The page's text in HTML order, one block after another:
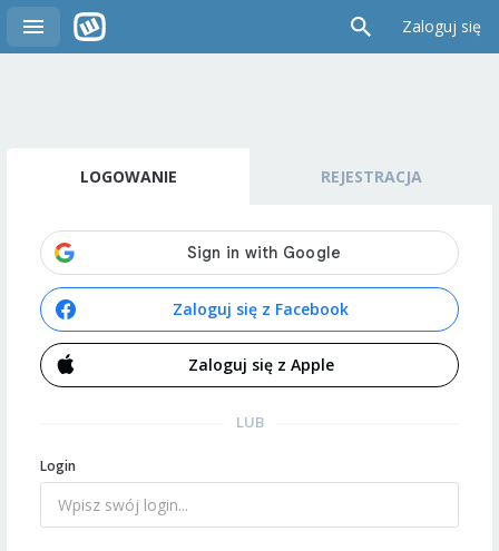
Zaloguj się
LOGOWANIE REJESTRACJA
Zaloguj się z Facebook
Zaloguj się z Apple
LUB
Login